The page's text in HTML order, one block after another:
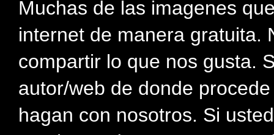
Muchas de las imagenes
internet de manera gratuita.
compartir lo que nos gusta.
autor/web de donde
hagan con nosotros. Si